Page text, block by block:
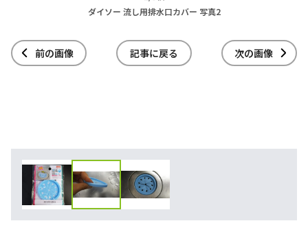
ダイソー 流し用排水口カバー 写真2
前の画像 記事に戻る 次の画像